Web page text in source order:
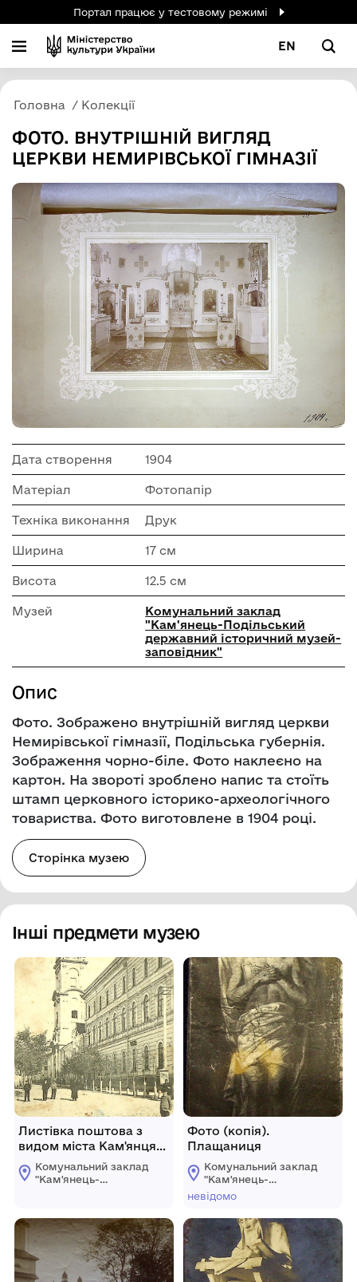
Портал працює у тестовому режимі
EN
Головна Колекції
ФОТО. ВНУТРІШНІЙ ВИГЛЯД
ЦЕРКВИ НЕМИРІВСЬКОЇ ГІМНАЗІЇ
Дата створення 1904
Матеріал Фотопапір
Техніка виконання Друк
Ширина 17 см
Висота 12.5 см
Музей
Комунальний заклад
"Кам'янець-Подільський
державний історичний музей-
заповідник"
Опис
Фото. Зображено внутрішній вигляд церкви
Немирівської гімназії, Подільська губернія.
Зображення чорно-біле. Фото наклеєно на
картон. На звороті зроблено напис та стоїть
штамп церковного історико-археологічного
товариства. Фото виготовлене в 1904 році.
Сторінка музею
Інші предмети музею
Листівка поштова з
видом міста Кам'янця-
Подільського
Комунальний заклад
"Кам'янець-
історичний музей-
заповідник"
Фото (копія).
Плащаниця
Комунальний заклад
"Кам'янець-
Подільський
державний
історичний музей-
заповідник"
невідомо